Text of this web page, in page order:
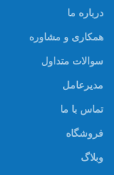
درباره ما
همکاری و مشاوره
سوالات متداول
مدیرعامل
تماس با ما
فروشگاه
وبلاگ